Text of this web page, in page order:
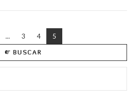
VIEW POST
... 3 4 5
BUSCAR